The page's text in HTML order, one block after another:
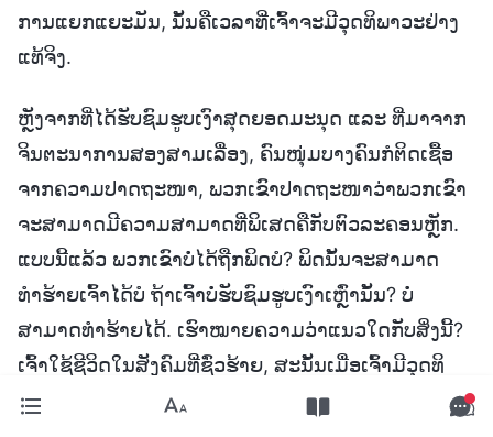
ການແຍກແຍະມັນ, ນັ້ນຄືເວລາທີ່ເຈົ້າຈະມີວຸດທິພາວະຢ່າງ
ແທ້ຈິງ.
ຫຼັງຈາກທີ່ໄດ້ຮັບຊົມຮູບເງົາສຸດຍອດມະນຸດ ແລະ ທີ່ມາຈາກ
ຈິນຕະນາການສອງສາມເລື່ອງ, ຄົນໜຸ່ມບາງຄົນກໍຕິດເຊື້ອ
ຈາກຄວາມປາດຖະໜາ, ພວກເຂົາປາດຖະໜາວ່າພວກເຂົາ
ຈະສາມາດມີຄວາມສາມາດທີ່ພິເສດຄືກັບຕົວລະຄອນຫຼັກ.
ແບບນີ້ແລ້ວ ພວກເຂົາບໍ່ໄດ້ຖືກພິດບໍ? ພິດນັ້ນຈະສາມາດ
ທຳຮ້າຍເຈົ້າໄດ້ບໍ ຖ້າເຈົ້າບໍ່ຮັບຊົມຮູບເງົາເຫຼົ່ານັ້ນ? ບໍ່
ສາມາດທຳຮ້າຍໄດ້. ເຮົາໝາຍຄວາມວ່າແນວໃດກັບສິ່ງນີ້?
ເຈົ້າໃຊ້ຊີວິດໃນສັງຄົມທີ່ຊົ່ວຮ້າຍ, ສະນັ້ນເມື່ອເຈົ້າມີວຸດທິ
ພາວະທີ່ນ້ອຍ ແລະ ຂາດການຢັ່ງຮູ້, ເຈົ້າກໍສາມາດຖືກຄອບ